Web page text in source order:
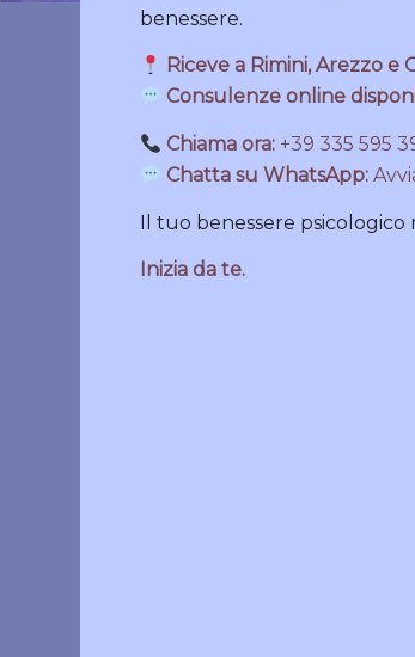
benessere.
Riceve a Rimini,Arezzo e
Consulenze online
Chiama ora: +39 335 595
Chatta su WhatsApp:
Il tuo benessere psicologico
Inizia da te.